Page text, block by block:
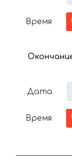
Время
Дата
Время